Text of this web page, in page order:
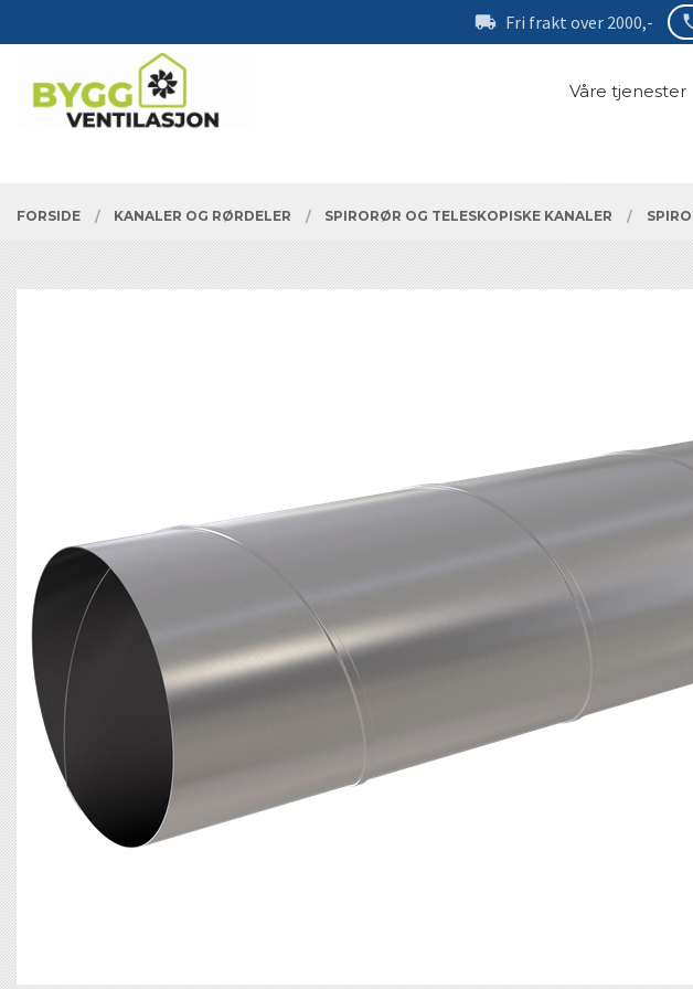
til
Fri frakt over 2000,-
PRODUKTER
Våre tjenester
FORSIDE KANALER OG RØRDELER SPIRORØR OG TELESKOPISKE KANALER